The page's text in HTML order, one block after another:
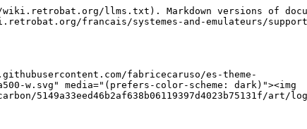
llms.txt). Markdown versions of
francais/systemes-and-emulateurs/
fabricecaruso/es-theme-
w.svg" media="(prefers-color-scheme: dark)"><img
5149a33eed46b2af638b06119397d4023b75131f/